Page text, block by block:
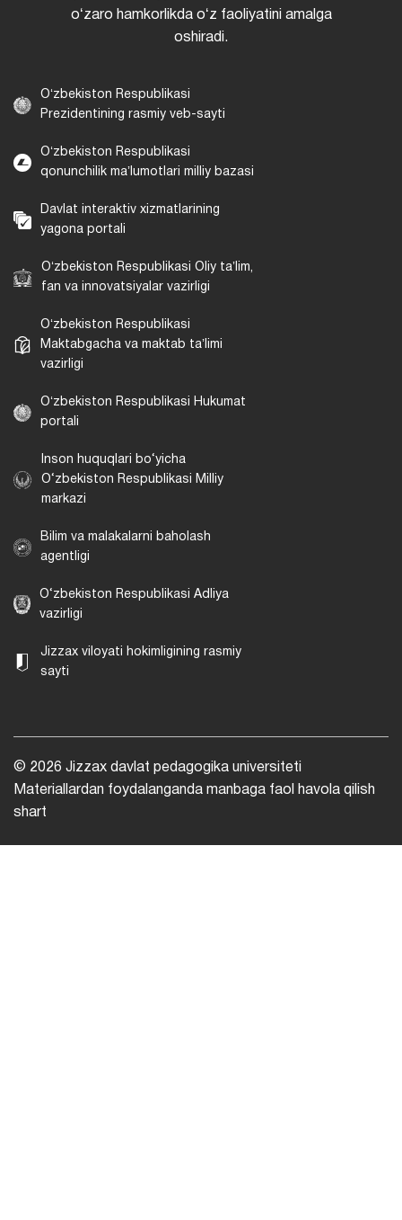
oʻzaro hamkorlikda oʻz faoliyatini amalga
oshiradi.
Oʻzbekiston Respublikasi
Prezidentining rasmiy veb-sayti
Oʻzbekiston Respublikasi
qonunchilik maʼlumotlari milliy bazasi
Davlat interaktiv xizmatlarining
yagona portali
Oʻzbekiston Respublikasi Oliy taʼlim,
fan va innovatsiyalar vazirligi
Oʻzbekiston Respublikasi
Maktabgacha va maktab taʼlimi
vazirligi
Oʻzbekiston Respublikasi Hukumat
portali
Inson huquqlari bo‘yicha
O‘zbekiston Respublikasi Milliy
markazi
Bilim va malakalarni baholash
agentligi
O‘zbekiston Respublikasi Adliya
vazirligi
Jizzax viloyati hokimligining rasmiy
sayti
© 2026 Jizzax davlat pedagogika universiteti
Materiallardan foydalanganda manbaga faol havola qilish
shart